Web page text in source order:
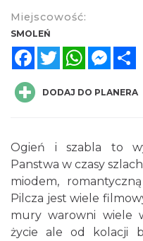
przy Hotelu Poziom
Podzamcze
7.97 km
Międzynarodowy
Podzamczu 2026
Podzamcze
8.05 km
Miejscowość:
SMOLEŃ
FacebookTwitterWhatsApp
DODAJ DO PLANERA
Ogień i szabla to
Panstwa w czasy
miodem,
Pilcza jest wiele
mury warowni wiele
życie ale od kolacji